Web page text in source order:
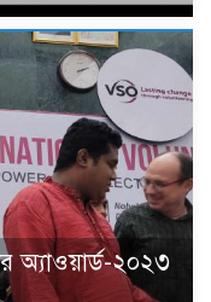
অ্যাওয়ার্ড-২০২৩